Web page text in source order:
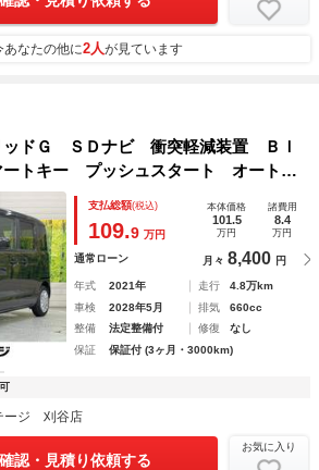
あなたの他に2人が見ています
ッドＧ ＳＤナビ 衝突軽減装置 Ｂｌ
トキー プッシュスタート オートエ
ラー アイドリングストップ クリア
止装置
支払総額(税込)
109.9 万円
本体価格
101.5
万円
諸費用
8.4
万円
通常ローン 月々 8,400 円
年式 2021年 走行
4.8万km
車検
2028年5月 排気
660cc
整備
法定整備付 修復
なし
保証
保証付 (3ヶ月・3000km)
ージ 刈谷店
認・見積り依頼する
お気に入り